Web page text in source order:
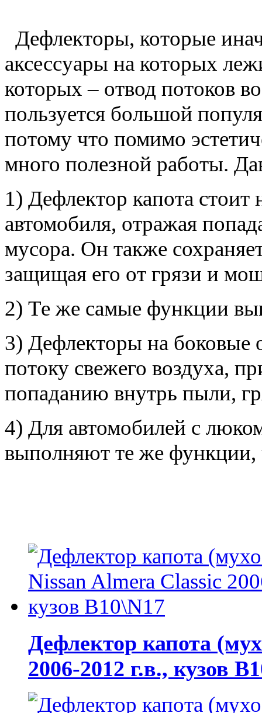
Дефлекторы, которые
аксессуары на которых
которых – отвод потоков
пользуется большой
потому что помимо
много полезной работы.
1) Дефлектор капота стоит
автомобиля, отражая
мусора. Он также
защищая его от грязи и
2) Те же самые функции
3) Дефлекторы на боковые
потоку свежего воздуха,
попаданию внутрь пыли,
4) Для автомобилей с
выполняют те же функции,
Дефлектор капота
2006-2012 г.в., кузов